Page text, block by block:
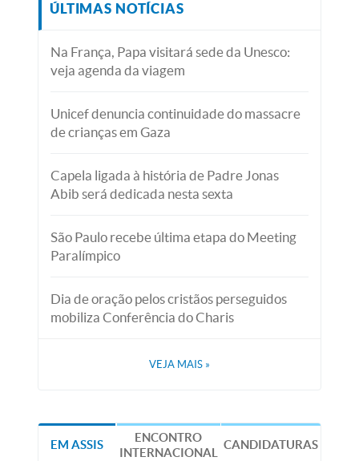
ÚLTIMAS NOTÍCIAS
Na França, Papa visitará sede da Unesco:
veja agenda da viagem
Unicef denuncia continuidade do massacre
de crianças em Gaza
Capela ligada à história de Padre Jonas
Abib será dedicada nesta sexta
São Paulo recebe última etapa do Meeting
Paralímpico
Dia de oração pelos cristãos perseguidos
mobiliza Conferência do Charis
VEJA MAIS »
EM ASSIS
ENCONTRO
INTERNACIONAL
CANDIDATURAS